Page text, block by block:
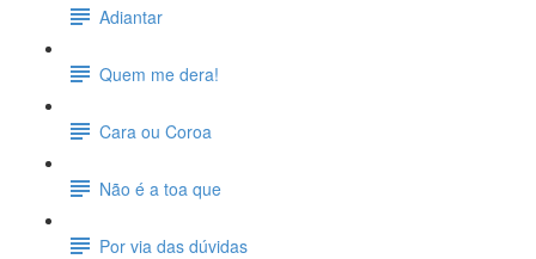
Adiantar
Quem me dera!
Cara ou Coroa
Não é a toa que
Por via das dúvidas